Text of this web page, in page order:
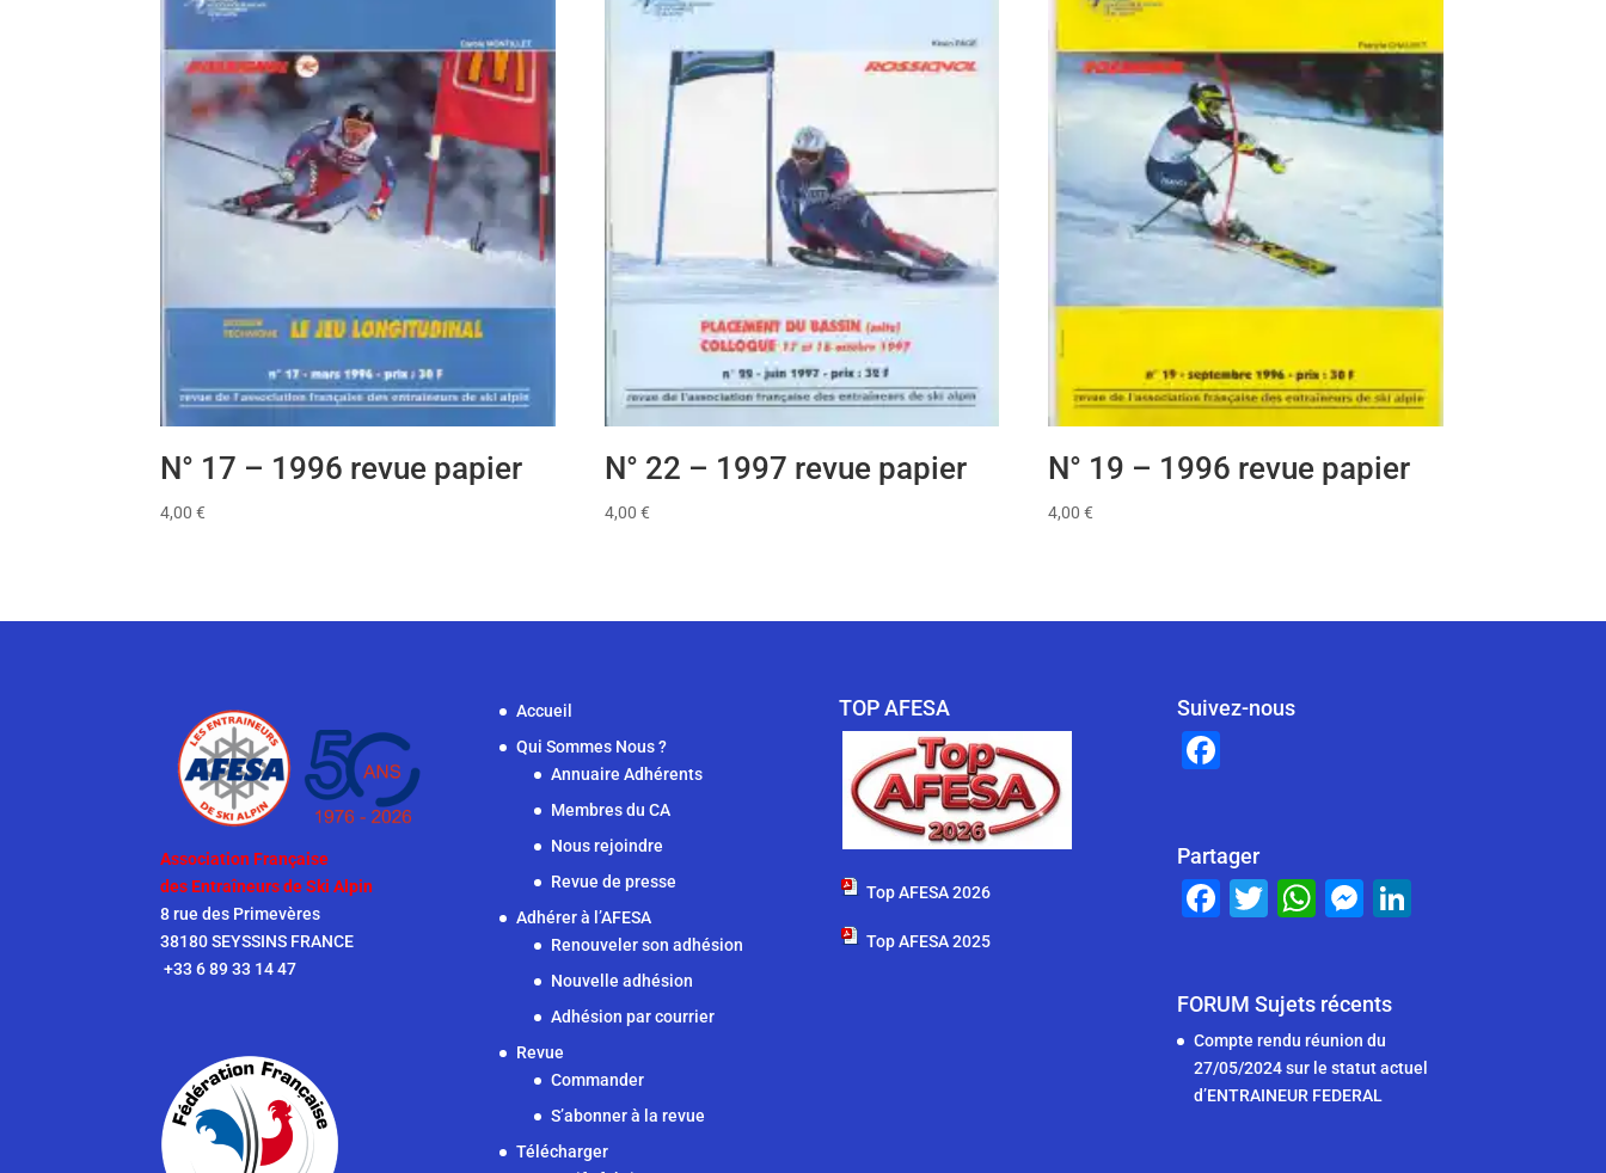
N° 17 – 1996 revue papier
4,00€
N° 22 – 1997 revue papier
4,00 €
N° 19 – 1996 revue papier
4,00€
Association Française
des Entraîneurs de Ski Alpin
8 rue des Primevères
38180 SEYSSINS FRANCE
+33 6 89 33 14 47
Accueil
Qui Sommes Nous ?
Annuaire Adhérents
Membres du CA
Nous rejoindre
Revue de presse
Adhérer à l’AFESA
Renouveler son adhésion
Nouvelle adhésion
Adhésion par courrier
Revue
Commander
S’abonner à la revue
Télécharger
TOP AFESA
Top AFESA 2026
Top AFESA 2025
Suivez-nous
e
b
k
Partager
F
e
b
o
T
er
W
s
A
p
M
e
n
g
dI
FORUM Sujets récents
Compte rendu réunion du
27/05/2024 sur le statut actuel
d’ENTRAINEUR FEDERAL